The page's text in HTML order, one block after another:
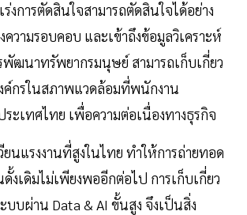
ร่งการตัดสินใจสามารถตัดสินใจได้อย่าง
ความรอบคอบ และเข้าถึงข้อมูลวิเคราะห์
ฒนาทรัพยากรมนุษย์ สามารถเก็บเกี่ยว
ค์กรในสภาพแวดล้อมที่พนักงาน
ะเทศไทย เพื่อความต่อเนื่องทางธุรกิจ
ยนแรงงานที่สูงในไทย ทำให้การถ่ายทอด
เดิมไม่เพียงพออีกต่อไป การเก็บเกี่ยว
บบผ่าน Data & AI ขั้นสูง จึงเป็นสิ่ง